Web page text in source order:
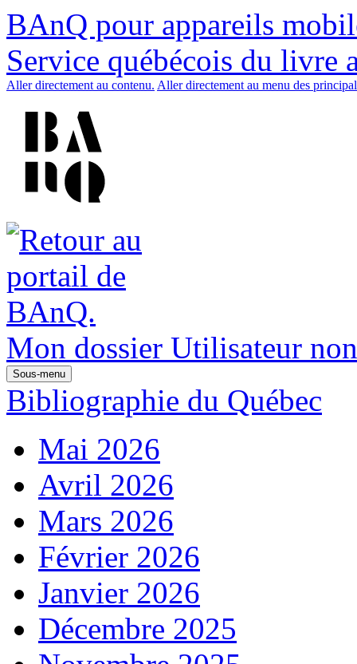
BAnQ pour appareils
Service québécois du livre
Aller directement au contenu. Aller directement au menu des
Mon dossier Utilisateur
Sous-menu
Bibliographie du Québec
Mai 2026
Avril 2026
Mars 2026
Février 2026
Janvier 2026
Décembre 2025